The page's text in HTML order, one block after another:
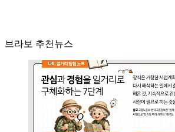
브라보 추천뉴스